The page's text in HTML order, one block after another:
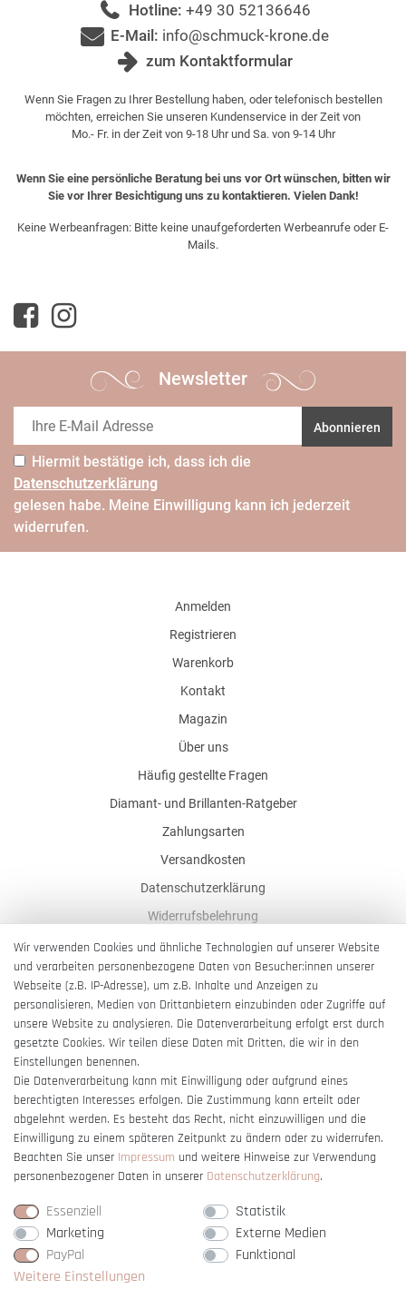
Hotline: +49 30 52136646
E-Mail: info@schmuck-krone.de
zum Kontaktformular
Wenn Sie Fragen zu Ihrer Bestellung haben, oder telefonisch bestellen
möchten, erreichen Sie unseren Kundenservice in der Zeit von
Mo.- Fr. in der Zeit von 9-18 Uhr und Sa. von 9-14 Uhr
Wenn Sie eine persönliche Beratung bei uns vor Ort wünschen, bitten wir
Sie vor Ihrer Besichtigung uns zu kontaktieren. Vielen Dank!
Keine Werbeanfragen: Bitte keine unaufgeforderten Werbeanrufe oder E-
Mails.
Newsletter
Abonnieren
Hiermit bestätige ich, dass ich die
Daten­schutz­erklärung
gelesen habe. Meine Einwilligung kann ich jederzeit
widerrufen.
Anmelden
Registrieren
Warenkorb
Kontakt
Magazin
Über uns
Häufig gestellte Fragen
Diamant- und Brillanten-Ratgeber
Zahlungsarten
Versandkosten
Datenschutzerklärung
Widerrufsbelehrung
AGB
Impressum
Barrierefreiheitserklärung
Vertrag widerrufen
Wir verwenden Cookies und ähnliche Technologien auf unserer Website
und verarbeiten personenbezogene Daten von Besucher:innen unserer
Webseite (z.B. IP-Adresse), um z.B. Inhalte und Anzeigen zu
personalisieren, Medien von Drittanbietern einzubinden oder Zugriffe auf
unsere Website zu analysieren. Die Datenverarbeitung erfolgt erst durch
gesetzte Cookies. Wir teilen diese Daten mit Dritten, die wir in den
Einstellungen benennen.
Die Datenverarbeitung kann mit Einwilligung oder aufgrund eines
berechtigten Interesses erfolgen. Die Zustimmung kann erteilt oder
abgelehnt werden. Es besteht das Recht, nicht einzuwilligen und die
Einwilligung zu einem späteren Zeitpunkt zu ändern oder zu widerrufen.
Beachten Sie unser Impressum und weitere Hinweise zur Verwendung
personenbezogener Daten in unserer Daten­schutz­erklärung.
Essenziell
Statistik
Marketing
Externe Medien
PayPal
Funktional
Weitere Einstellungen